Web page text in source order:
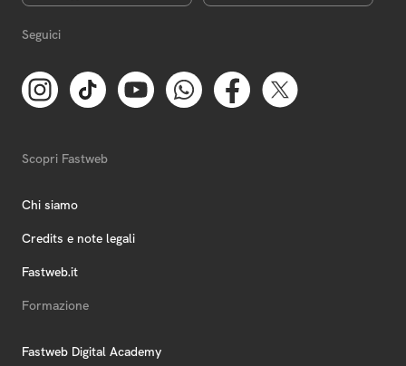
Seguici
Scopri Fastweb
Chi siamo
Credits e note legali
Fastweb.it
Formazione
Fastweb Digital Academy